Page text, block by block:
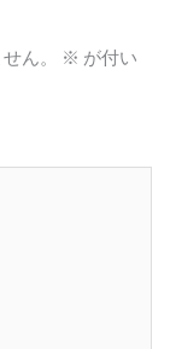
ん。 ※ が付い